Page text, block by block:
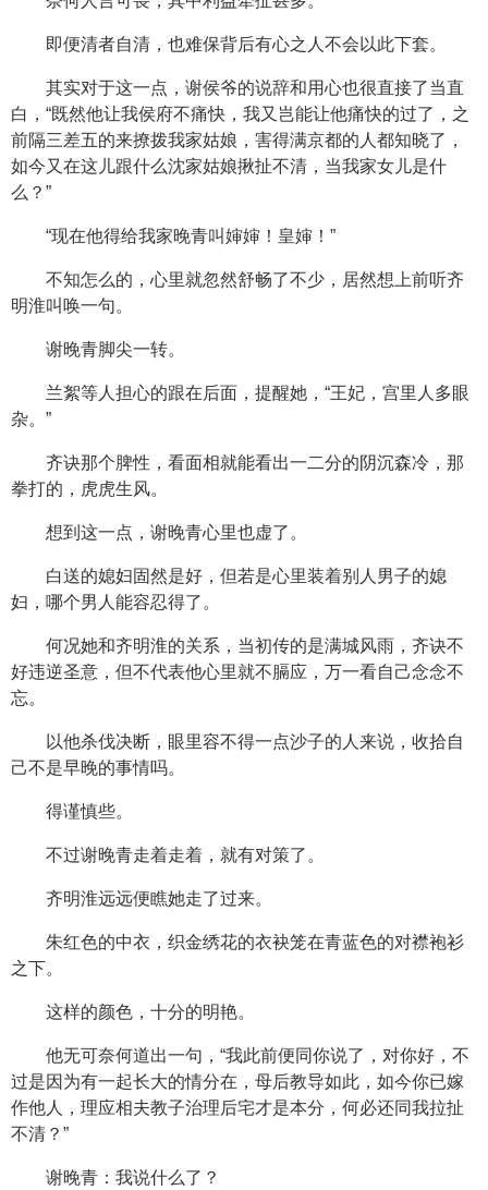
即便清者自清，也难保背后有心之人不会以此下套。
其实对于这一点，谢侯爷的说辞和用心也很直接了当直
白，“既然他让我侯府不痛快，我又岂能让他痛快的过了，之
前隔三差五的来撩拨我家姑娘，害得满京都的人都知晓了，
如今又在这儿跟什么沈家姑娘揪扯不清，当我家女儿是什
么？”
“现在他得给我家晚青叫婶婶！皇婶！”
不知怎么的，心里就忽然舒畅了不少，居然想上前听齐
明淮叫唤一句。
谢晚青脚尖一转。
兰絮等人担心的跟在后面，提醒她，“王妃，宫里人多眼
杂。”
齐诀那个脾性，看面相就能看出一二分的阴沉森冷，那
拳打的，虎虎生风。
想到这一点，谢晚青心里也虚了。
白送的媳妇固然是好，但若是心里装着别人男子的媳
妇，哪个男人能容忍得了。
何况她和齐明淮的关系，当初传的是满城风雨，齐诀不
好违逆圣意，但不代表他心里就不膈应，万一看自己念念不
忘。
以他杀伐决断，眼里容不得一点沙子的人来说，收拾自
己不是早晚的事情吗。
得谨慎些。
不过谢晚青走着走着，就有对策了。
齐明淮远远便瞧她走了过来。
朱红色的中衣，织金绣花的衣袂笼在青蓝色的对襟袍衫
之下。
这样的颜色，十分的明艳。
他无可奈何道出一句，“我此前便同你说了，对你好，不
过是因为有一起长大的情分在，母后教导如此，如今你已嫁
作他人，理应相夫教子治理后宅才是本分，何必还同我拉扯
不清？”
谢晚青：我说什么了？